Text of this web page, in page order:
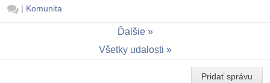
| Komunita
Ďalšie
Všetky udalosti
Pridať správu